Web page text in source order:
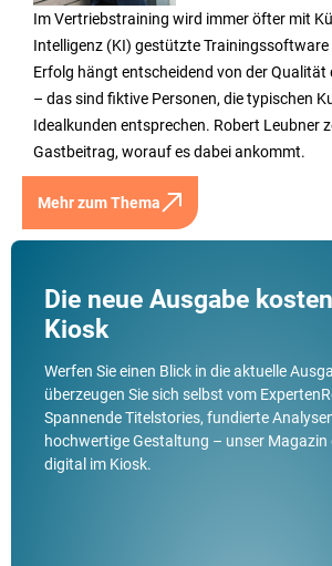
Im Vertriebstraining wird immer öfter mit
Intelligenz (KI) gestützte Trainingssoftware
Erfolg hängt entscheidend von der Qualität
– das sind fiktive Personen, die typischen
Idealkunden entsprechen. Robert Leubner
Gastbeitrag, worauf es dabei ankommt.
Mehr zum Thema
Die neue Ausgabe
Kiosk
Werfen Sie einen Blick in die aktuelle
überzeugen Sie sich selbst vom
Spannende Titelstories, fundierte
hochwertige Gestaltung – unser Magazin
digital im Kiosk.